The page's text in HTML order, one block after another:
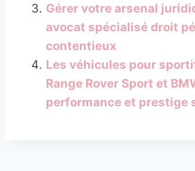
Gérer votre arsenal
avocat spécialisé droit
contentieux
Les véhicules pour
Range Rover Sport et
performance et prestige